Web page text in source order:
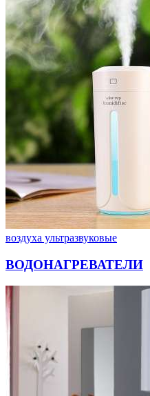
воздуха ультразвуковые
ВОДОНАГРЕВАТЕЛИ